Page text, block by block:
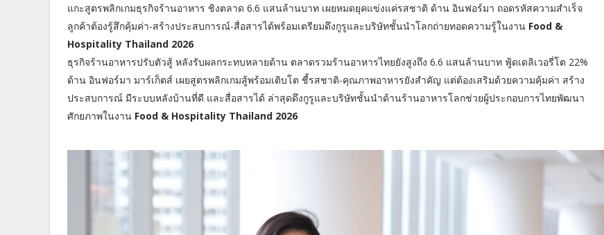
แกะสูตรพลิกเกมธุรกิจร้านอาหาร ชิงตลาด 6.6 แสนล้านบาท เผยหมดยุคแข่งแค่รสชาติ ด้าน อินฟอร์มา ถอดรหัสความสำเร็จ
ลูกค้าต้องรู้สึกคุ้มค่า-สร้างประสบการณ์-สื่อสารได้พร้อมเตรียมดึงกูรูและบริษัทชั้นนำโลกถ่ายทอดความรู้ในงาน Food &
Hospitality Thailand 2026
ธุรกิจร้านอาหารปรับตัวสู้ หลังรับผลกระทบหลายด้าน ตลาดรวมร้านอาหารไทยยังสูงถึง 6.6 แสนล้านบาท ฟู้ดเดลิเวอรี่โต 22%
ด้าน อินฟอร์มา มาร์เก็ตส์ เผยสูตรพลิกเกมสู้พร้อมเติบโต ชี้รสชาติ-คุณภาพอาหารยังสำคัญ แต่ต้องเสริมด้วยความคุ้มค่า สร้าง
ประสบการณ์ มีระบบหลังบ้านที่ดี และสื่อสารได้ ล่าสุดดึงกูรูและบริษัทชั้นนำด้านร้านอาหารโลกช่วยผู้ประกอบการไทยพัฒนา
ศักยภาพในงาน Food & Hospitality Thailand 2026